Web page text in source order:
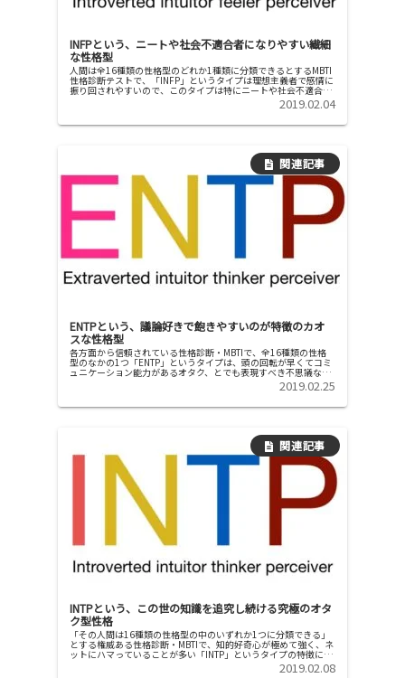
INFPという、ニートや社会不適合者になりやすい繊細
な性格型
人間は全16種類の性格型のどれか1種類に分類できるとするMBTI
性格診断テストで、「INFP」というタイプは理想主義者で感情に
振り回されやすいので、このタイプは特にニートや社会不適合者
になりやすいと言われています。INFP型がニートや社会不...
2019.02.04
ENTPという、議論好きで飽きやすいのが特徴のカオ
スな性格型
各方面から信頼されている性格診断・MBTIで、全16種類の性格
型のなかの1つ「ENTP」というタイプは、頭の回転が早くてコミ
ュニケーション能力があるオタク、とでも表現すべき不思議な性
格です。ENTPの特徴や、ENTPが抱えるちょっとした問題...
2019.02.25
INTPという、この世の知識を追究し続ける究極のオタ
ク型性格
「その人間は16種類の性格型の中のいずれか1つに分類できる」
とする権威ある性格診断・MBTIで、知的好奇心が極めて強く、ネ
ットにハマっていることが多い「INTP」というタイプの特徴につ
いて解説します。「知」に対する意欲が凄い、INTP型の性...
2019.02.08